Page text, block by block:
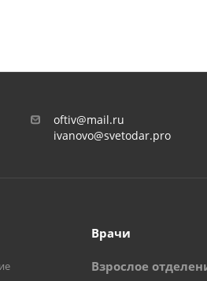
oftiv@mail.ru
ivanovo@svetodar.pro
Врачи
Взрослое